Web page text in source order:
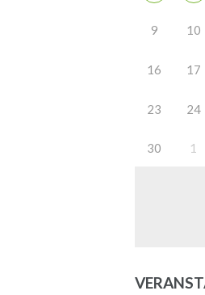
9 10
16 17
23 24
30 1